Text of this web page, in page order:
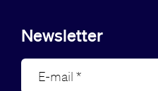
Newsletter